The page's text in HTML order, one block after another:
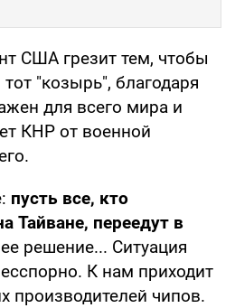
США грезит тем, чтобы
"козырь", благодаря
для всего мира и
КНР от военной
пусть все, кто
Тайване, переедут в
решение... Ситуация
К нам приходит
производителей чипов.